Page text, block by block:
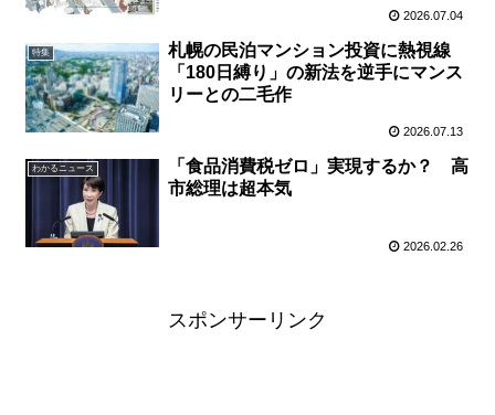
2026.07.04
特集
札幌の民泊マンション投資に熱視線
「180日縛り」の新法を逆手にマンス
リーとの二毛作
2026.07.13
わかるニュース
「食品消費税ゼロ」実現するか？ 高
市総理は超本気
2026.02.26
スポンサーリンク